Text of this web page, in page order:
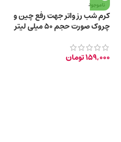
ناموجود
کرم شب رز واتر جهت رفع چین و
چروک صورت حجم 50 میلی لیتر
159,000تومان